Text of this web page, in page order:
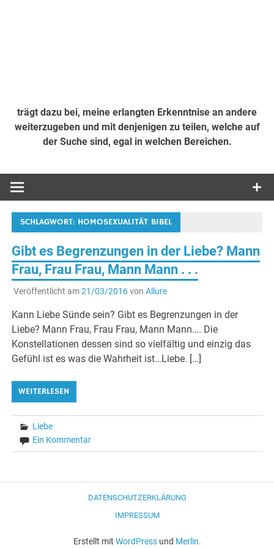
trägt dazu bei, meine erlangten Erkenntnise an andere
weiterzugeben und mit denjenigen zu teilen, welche auf
der Suche sind, egal in welchen Bereichen.
SCHLAGWORT: HOMOSEXUALITÄT BIBEL
Gibt es Begrenzungen in der Liebe? Mann
Frau, Frau Frau, Mann Mann . . .
Veröffentlicht am21/03/2016von Allure
Kann Liebe Sünde sein? Gibt es Begrenzungen in der
Liebe? Mann Frau, Frau Frau, Mann Mann…. Die
Konstellationen dessen sind so vielfältig und einzig das
Gefühl ist es was die Wahrheit ist…Liebe. […]
WEITERLESEN
Liebe
Ein Kommentar
DATENSCHUTZERKLÄRUNG
IMPRESSUM
Erstellt mit WordPressund Merlin.